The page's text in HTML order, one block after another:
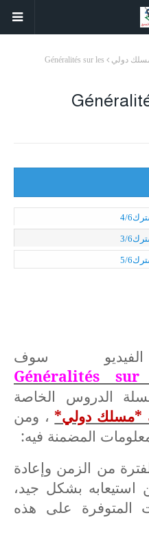
دولي
Généralités sur les
6
6
6
سوف
Généralités
الدروس الخاصة
*مسلك دولي* ، ومن
المضمنة فيه:
من الزمن وإعادة
بشكل جيد،
المتوفرة على هذه